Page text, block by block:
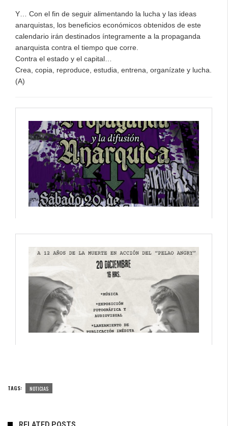
Y… Con el fin de seguir alimentando la lucha y las ideas
anarquistas, los beneficios económicos obtenidos de este
calendario irán destinados íntegramente a la propaganda
anarquista contra el tiempo que corre.
Contra el estado y el capital…
Crea, copia, reproduce, estudia, entrena, organízate y lucha.
(A)
TAGS: NOTICIAS